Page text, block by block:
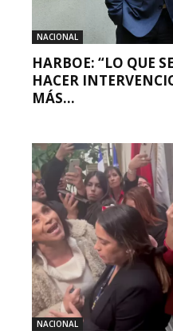
NACIONAL
HARBOE: “LO QUE
HACER
MÁS...
NACIONAL